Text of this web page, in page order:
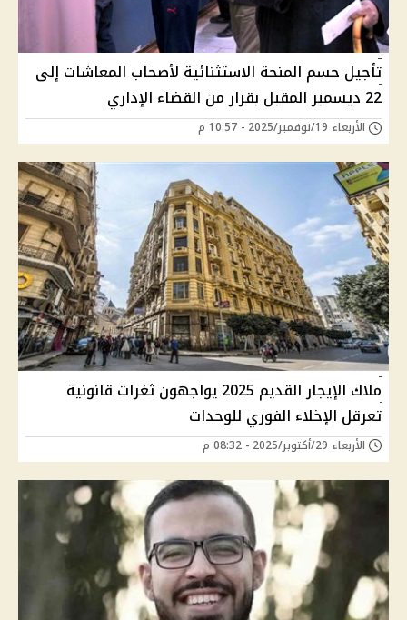
تأجيل حسم المنحة الاستثنائية لأصحاب المعاشات إلى
22 ديسمبر المقبل بقرار من القضاء الإداري
الأربعاء 19/نوفمبر/2025 - 10:57 م
ملاك الإيجار القديم 2025 يواجهون ثغرات قانونية
تعرقل الإخلاء الفوري للوحدات
الأربعاء 29/أكتوبر/2025 - 08:32 م